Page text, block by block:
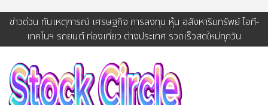
ข่าวด่วน ทันเหตุการณ์ เศรษฐกิจ การลงทุน หุ้น อสังหาริมทรัพย์ ไอที-
เทคโนฯ รถยนต์ ท่องเที่ยว ต่างประเทศ รวดเร็วสดใหม่ทุกวัน